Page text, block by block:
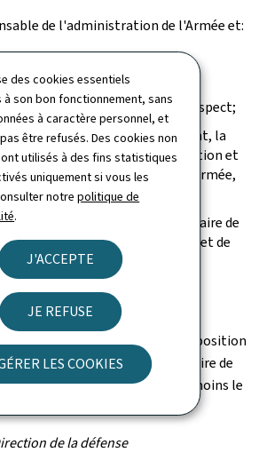
des cookies essentiels
à son bon fonctionnement, sans
à caractère personnel, et
être refusés. Des cookies non
utilisés à des fins statistiques
uniquement si vous les
notrepolitique de
.
J'ACCEPTE
JE REFUSE
LES COOKIES
de l'administration de l'Armée et:
le domaine militaire;
politiques de la ministre en
militaires et veille à leur respect;
de l'Armée, l'équipement, la
l'entraînement, la préparation et
unités et du personnel de l'Armée,
est membre du comité militaire de
de l'Atlantique Nord (OTAN) et de
du 7 août 2023 sur
le candidat/la candidate
e par le Grand-Duc sur proposition
parmi le personnel militaire de
traitement A1 ayant atteint au moins le
colonel.
de la défense